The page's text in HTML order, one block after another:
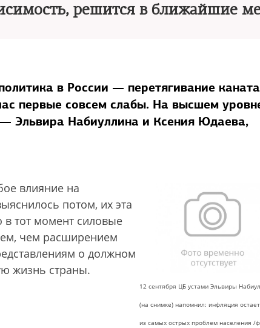
решится в ближайшие
в России — перетягивание каната
первые совсем слабы. На высшем
Эльвира Набиуллина и Ксения Юдаева,
12 сентября ЦБ устами Эльвиры
(на снимке) напомнил: инфляция
из самых острых проблем населения /
влияние на
потом, их эта
в тот момент силовые
чем расширением
о должном
жизнь страны.